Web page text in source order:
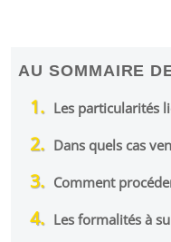
AU SOMMAIRE
Les particularités
Dans quels cas
Comment
Les formalités à